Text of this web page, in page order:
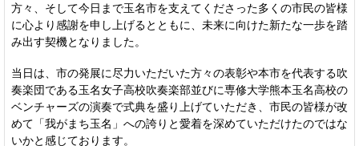
方々、そして今日まで玉名市を支えてくださった多くの市民の皆様
に心より感謝を申し上げるとともに、未来に向けた新たな一歩を踏
み出す契機となりました。
当日は、市の発展に尽力いただいた方々の表彰や本市を代表する吹
奏楽団である玉名女子高校吹奏楽部並びに専修大学熊本玉名高校の
ベンチャーズの演奏で式典を盛り上げていただき、市民の皆様が改
めて「我がまち玉名」への誇りと愛着を深めていただけたのではな
いかと感じております。